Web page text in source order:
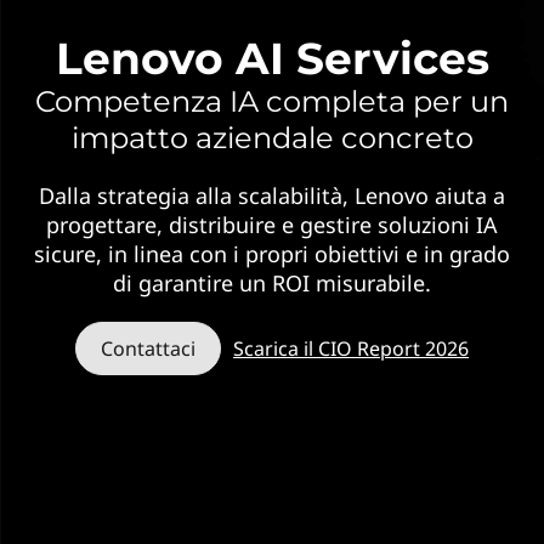
Lenovo AI Services
Competenza IA completa per un
impatto aziendale concreto
Dalla strategia alla scalabilità, Lenovo aiuta a
progettare, distribuire e gestire soluzioni IA
sicure, in linea con i propri obiettivi e in grado
di garantire un ROI misurabile.
Contattaci Scarica il CIO Report 2026